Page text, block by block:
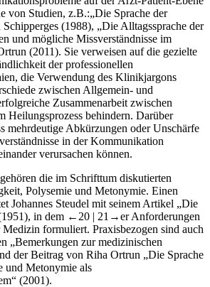
auf der Arzt-Patient-Ebene
von Studien, z.B.:„Die Sprache der
(1988), „Die Alltagssprache der
und mögliche Missverständnisse im
(2011). Sie verweisen auf die gezielte
der professionellen
die Verwendung des Klinikjargons
zwischen Allgemein- und
Zusammenarbeit zwischen
Heilungsprozess behindern. Darüber
mehrdeutige Abkürzungen oder Unschärfe
in der Kommunikation
die im Schrifttum diskutierten
Polysemie und Metonymie. Einen
Johannes Steudel mit seinem Artikel „Die
1951), in dem←20 |21→er Anforderungen
formuliert. Praxisbezogen sind auch
„Bemerkungen zur medizinischen
der Beitrag von Riha Ortrun „Die Sprache
Metonymie als